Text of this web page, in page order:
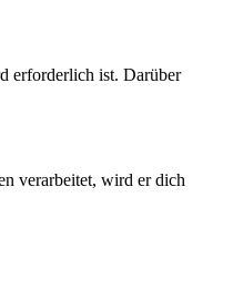
erforderlich ist. Darüber
verarbeitet, wird er dich